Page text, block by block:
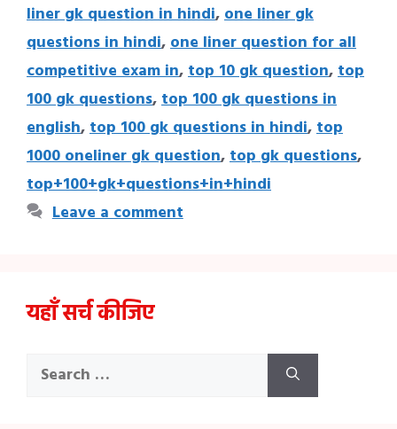
liner gk question in hindi,one liner gk
questions in hindi,one liner question for all
competitive exam in,top 10 gk question,top
100 gk questions,top 100 gk questions in
english,top 100 gk questions in hindi,top
1000 oneliner gk question,top gk questions,
top+100+gk+questions+in+hindi
Leave a comment
यहाँ सर्च कीजिए
Search